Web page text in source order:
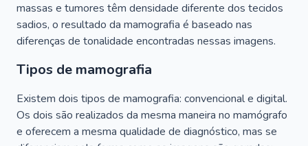
massas e tumores têm densidade diferente dos tecidos
sadios, o resultado da mamografia é baseado nas
diferenças de tonalidade encontradas nessas imagens.
Tipos de mamografia
Existem dois tipos de mamografia: convencional e digital.
Os dois são realizados da mesma maneira no mamógrafo
e oferecem a mesma qualidade de diagnóstico, mas se